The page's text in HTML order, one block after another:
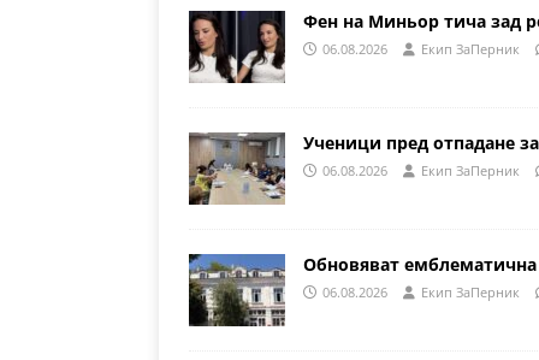
Фен на Миньор тича зад
06.08.2026 Eкип ЗаПерник
Ученици пред отпадане
06.08.2026 Eкип ЗаПерник
Обновяват
06.08.2026 Eкип ЗаПерник